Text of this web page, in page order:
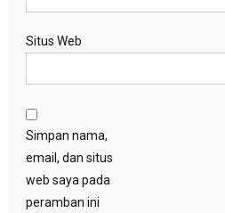
Situs Web
Simpan nama,
email, dan situs
web saya pada
peramban ini